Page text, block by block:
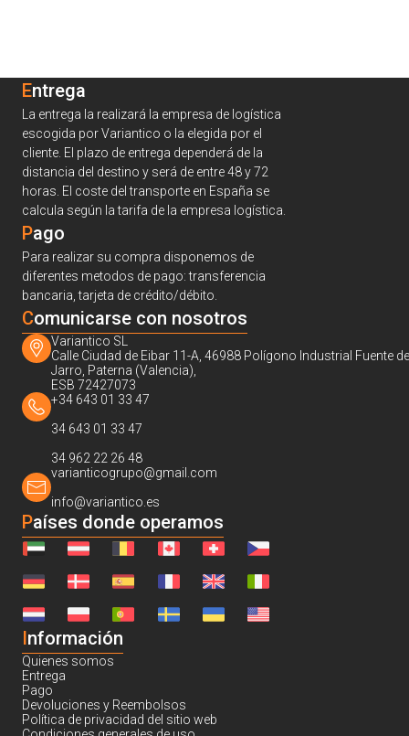
Entrega
La entrega la realizará la empresa de logística
escogida por Variantico o la elegida por el
cliente. El plazo de entrega dependerá de la
distancia del destino y será de entre 48 y 72
horas. El coste del transporte en España se
calcula según la tarifa de la empresa logística.
Pago
Para realizar su compra disponemos de
diferentes metodos de pago: transferencia
bancaria, tarjeta de crédito/débito.
Comunicarse con nosotros
Variantico SL
Calle Ciudad de Eibar 11-A, 46988 Polígono Industrial Fuente
Jarro, Paterna (Valencia),
ESB 72427073
+34 643 01 33 47
34 643 01 33 47
34 962 22 26 48
varianticogrupo@gmail.com
info@variantico.es
Países donde operamos
Información
Quienes somos
Entrega
Pago
Devoluciones y Reembolsos
Política de privacidad del sitio web